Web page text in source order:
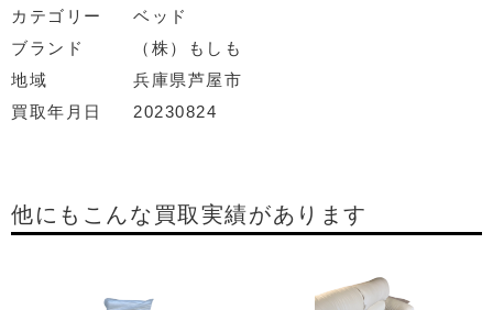
カテゴリー
ベッド
ブランド
（株）もしも
地域
兵庫県芦屋市
買取年月日
20230824
他にもこんな買取実績があります